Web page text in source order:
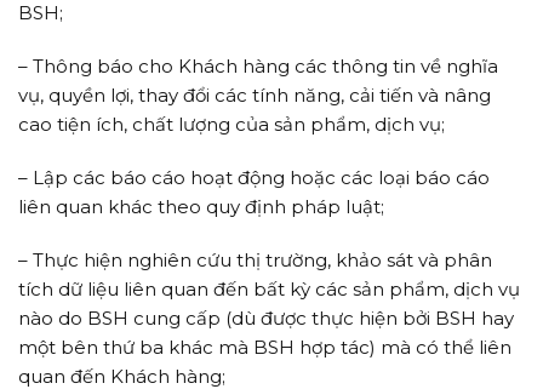
BSH;
– Thông báo cho Khách hàng các thông tin về nghĩa
vụ, quyền lợi, thay đổi các tính năng, cải tiến và nâng
cao tiện ích, chất lượng của sản phẩm, dịch vụ;
– Lập các báo cáo hoạt động hoặc các loại báo cáo
liên quan khác theo quy định pháp luật;
– Thực hiện nghiên cứu thị trường, khảo sát và phân
tích dữ liệu liên quan đến bất kỳ các sản phẩm, dịch vụ
nào do BSH cung cấp (dù được thực hiện bởi BSH hay
một bên thứ ba khác mà BSH hợp tác) mà có thể liên
quan đến Khách hàng;